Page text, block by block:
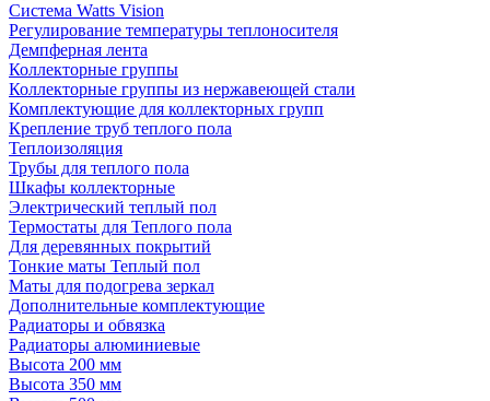
Система Watts Vision
Регулирование температуры теплоносителя
Демпферная лента
Коллекторные группы
Коллекторные группы из нержавеющей стали
Комплектующие для коллекторных групп
Крепление труб теплого пола
Теплоизоляция
Трубы для теплого пола
Шкафы коллекторные
Электрический теплый пол
Термостаты для Теплого пола
Для деревянных покрытий
Тонкие маты Теплый пол
Маты для подогрева зеркал
Дополнительные комплектующие
Радиаторы и обвязка
Радиаторы алюминиевые
Высота 200 мм
Высота 350 мм